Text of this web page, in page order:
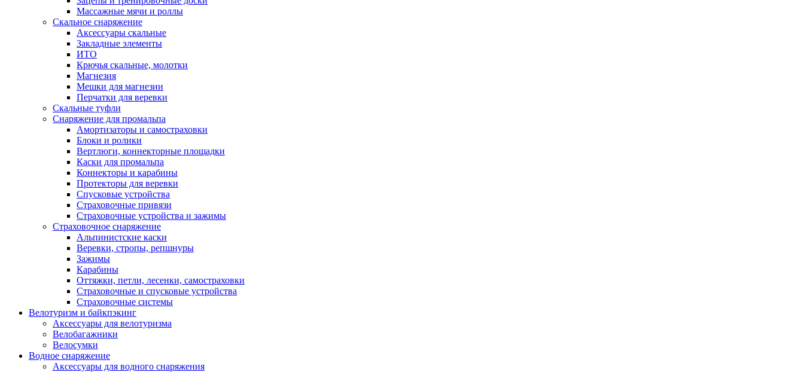
Массажные мячи и роллы
Скальное снаряжение
Аксессуары скальные
Закладные элементы
ИТО
Крючья скальные, молотки
Магнезия
Мешки для магнезии
Перчатки для веревки
Скальные туфли
Снаряжение для промальпа
Амортизаторы и самостраховки
Блоки и ролики
Вертлюги, коннекторные площадки
Каски для промальпа
Коннекторы и карабины
Протекторы для веревки
Спусковые устройства
Страховочные привязи
Страховочные устройства и зажимы
Страховочное снаряжение
Альпинистские каски
Веревки, стропы, репшнуры
Зажимы
Карабины
Оттяжки, петли, лесенки, самостраховки
Страховочные и спусковые устройства
Страховочные системы
Велотуризм и байкпэкинг
Аксессуары для велотуризма
Велобагажники
Велосумки
Водное снаряжение
Аксессуары для водного снаряжения